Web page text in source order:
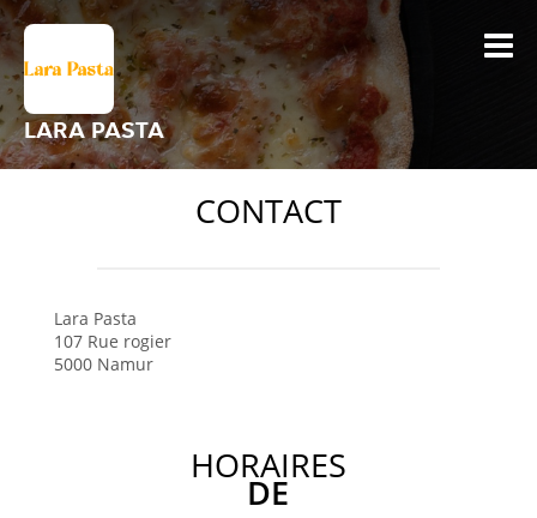
LARA PASTA
CONTACT
Lara Pasta
107 Rue rogier
5000 Namur
HORAIRES
DE